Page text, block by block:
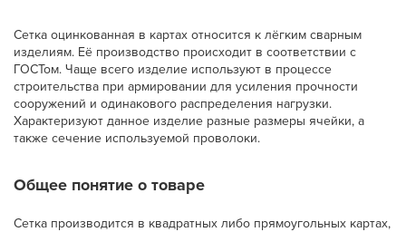
Сетка оцинкованная в картах относится к лёгким сварным
изделиям. Её производство происходит в соответствии с
ГОСТом. Чаще всего изделие используют в процессе
строительства при армировании для усиления прочности
сооружений и одинакового распределения нагрузки.
Характеризуют данное изделие разные размеры ячейки, а
также сечение используемой проволоки.
Общее понятие о товаре
Сетка производится в квадратных либо прямоугольных картах,